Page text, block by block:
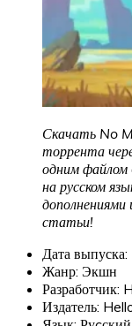
Скачать No
торрента
одним файлом
на русском
статьи!
Дата
Жанр: Экшн
Разработчик:
Издатель: